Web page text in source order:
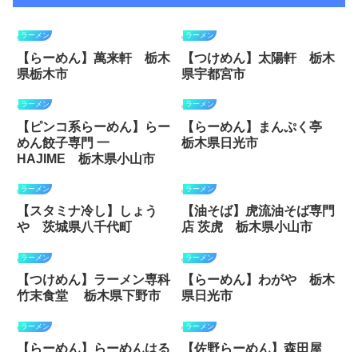
ラーメン
【らーめん】萬来軒 栃木
県栃木市
ラーメン
【つけめん】太陽軒 栃木
県宇都宮市
ラーメン
【ピンコ系らーめん】らー
めん餃子専門 一
HAJIME 栃木県小山市
ラーメン
【らーめん】まんぷく亭
栃木県日光市
ラーメン
【スタミナ冷し】しょう
や 茨城県八千代町
ラーメン
【油そば】虎流油そば専門
店 茨虎 栃木県小山市
ラーメン
【つけめん】ラーメン専科
竹末食堂 栃木県下野市
ラーメン
【らーめん】わがや 栃木
県日光市
ラーメン
【らーめん】らーめんはる
ラーメン
【佐野らーめん】森田屋